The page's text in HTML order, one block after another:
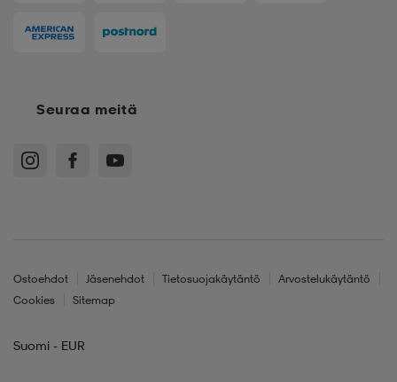
Seuraa meitä
Ostoehdot Jäsenehdot Tietosuojakäytäntö
Arvostelukäytäntö
Cookies
Sitemap
Suomi - EUR